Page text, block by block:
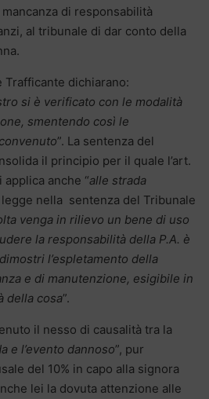
di responsabilità
al tribunale di dar conto della
Trafficante dichiarano:
si è verificato con le modalità
smentendo così le
”. La sentenza del
il principio per il quale l’art.
anche “alle strada
legge nella sentenza del Tribunale
venga in rilievo un bene di uso
la responsabilità della P.A. è
l’espletamento della
e di manutenzione, esigibile in
della cosa”.
il nesso di causalità tra la
e l’evento dannoso”, pur
del 10% in capo alla signora
lei la dovuta attenzione alle